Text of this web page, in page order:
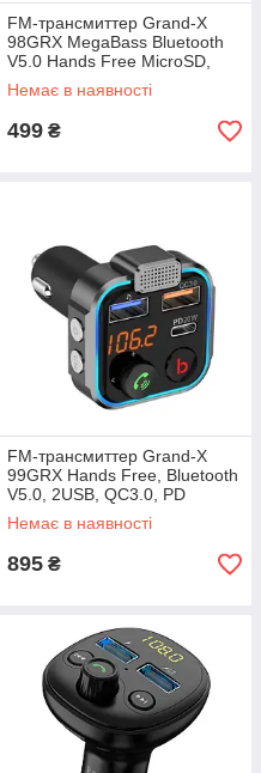
FM-трансмиттер Grand-X
98GRX MegaBass Bluetooth
V5.0 Hands Free MicroSD,
2хUSB 1A+2.4A
Немає в наявності
499 ₴
FM-трансмиттер Grand-X
99GRX Hands Free, Bluetooth
V5.0, 2USB, QC3.0, PD
Немає в наявності
895 ₴